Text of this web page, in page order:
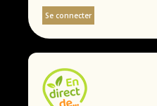
Se connecter